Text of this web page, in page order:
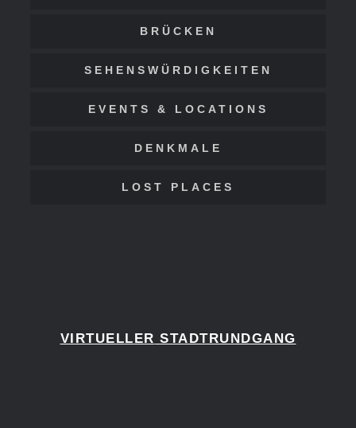
BRÜCKEN
SEHENSWÜRDIGKEITEN
EVENTS & LOCATIONS
DENKMALE
LOST PLACES
VIRTUELLER STADTRUNDGANG